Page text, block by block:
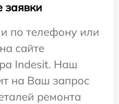
по телефону или
сайте
Indesit. Наш
на Ваш запрос
ремонта